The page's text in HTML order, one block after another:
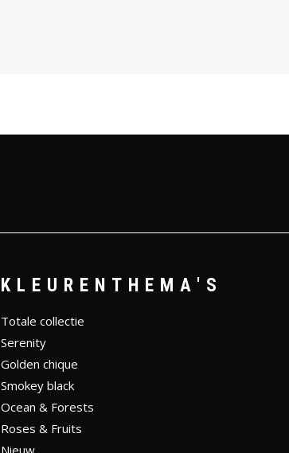
KLEURENTHEMA'S
Totale collectie
Serenity
Golden chique
Smokey black
Ocean & Forests
Roses & Fruits
Nieuw